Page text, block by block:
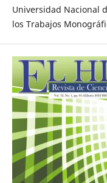
Universidad Nacional
los Trabajos